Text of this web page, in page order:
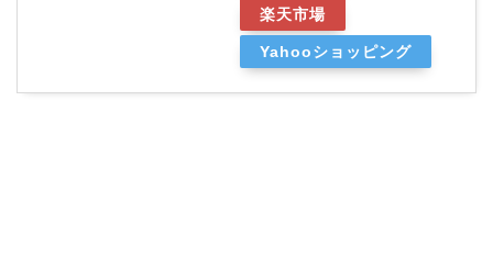
楽天市場
Yahooショッピング